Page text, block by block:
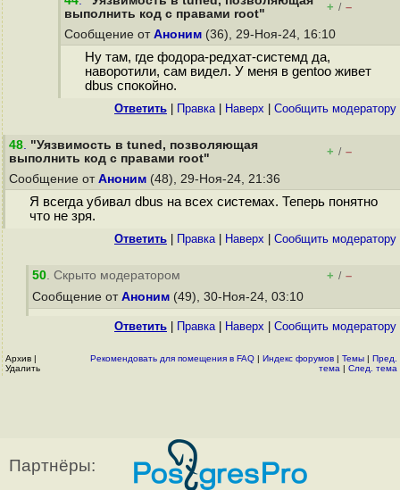
выполнить код с правами root"
+ / –
Сообщение от Аноним (36), 29-Ноя-24, 16:10
Ну там, где фодора-редхат-системд да,
наворотили, сам видел. У меня в gentoo живет
dbus спокойно.
Ответить Правка| Наверх Cообщить модератору
48. "Уязвимость в tuned, позволяющая
выполнить код с правами root"
+ / –
Сообщение от Аноним (48), 29-Ноя-24, 21:36
Я всегда убивал dbus на всех системах. Теперь понятно
что не зря.
Ответить Правка| Наверх Cообщить модератору
50. Скрыто модератором + / –
Сообщение от Аноним (49), 30-Ноя-24, 03:10
Ответить Правка| Наверх Cообщить модератору
Архив |
Удалить
Рекомендовать для помещения в FAQ | Индекс форумов | Темы | Пред.
тема | След. тема
Партнёры: